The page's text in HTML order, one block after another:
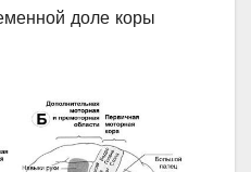
доле коры